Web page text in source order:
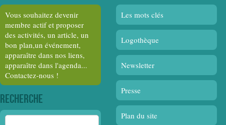
Vous souhaitez devenir
membre actif et proposer
des activités, un article, un
bon plan,un événement,
apparaître dans nos liens,
apparaître dans l'agenda...
Contactez-nous !
Recherche
Rechercher :
Les mots clés
Logothèque
Newsletter
Presse
Plan du site